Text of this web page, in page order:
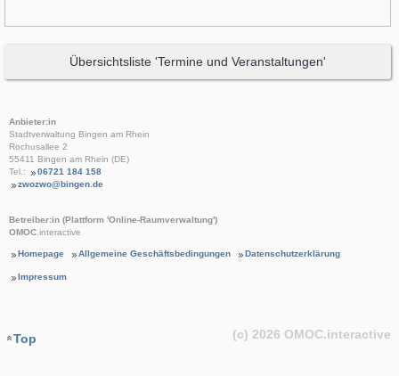
Übersichtsliste 'Termine und Veranstaltungen'
Anbieter:in
Stadtverwaltung Bingen am Rhein
Rochusallee 2
55411 Bingen am Rhein (DE)
Tel.:
06721 184 158
zwozwo@bingen.de
Betreiber:in (Plattform 'Online-Raumverwaltung')
OMOC.interactive
Homepage Allgemeine Geschäftsbedingungen Datenschutzerklärung
Impressum
Top (c) 2026 OMOC.interactive